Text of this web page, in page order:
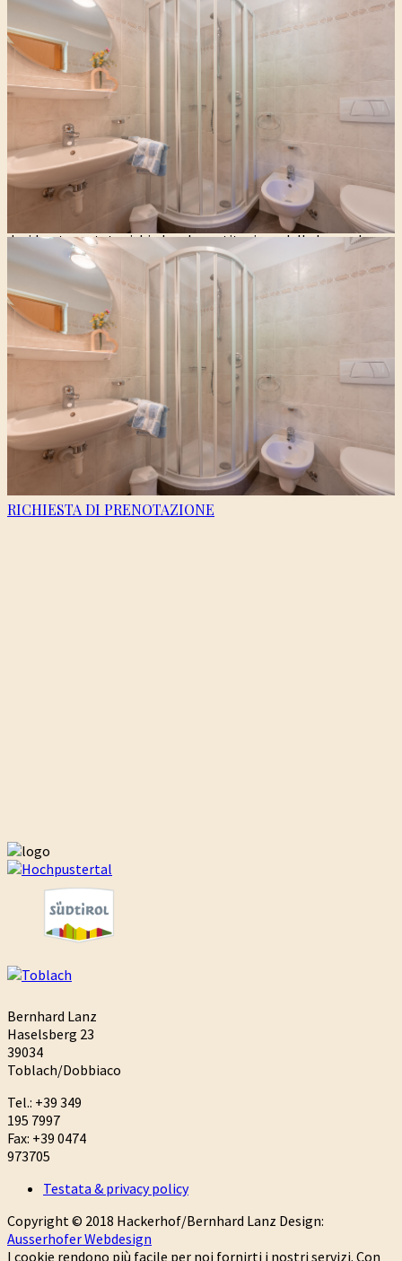
circa 31 m² si gode di una vista spettacolare sul vicino Monte
Elmo, una rinomata area sciistica in inverno e in estate il
punto di partenza del famoso Sentiero della Pace lungo il
crinale carnico.
L’appartamento si compone di una camera doppia separata,
un bagno e una cucina abitabile completamente attrezzata.
La dotazione comprende tutto il necessario per preparare
deliziosi pasti, come un mixer a immersione, un bollitore
elettrico, un tostapane e l’irrinunciabile macchina da caffè e
moka.
I letti sono già provvisti di cuscini, lenzuola e coperte. Se lo
desiderate, potete richiedere la sostituzione delle lenzuola
una volta a settimana. Sempre su richiesta è possibile anche
aggiungere un ulteriore letto.
La dotazione del bagno comprende un asciugacapelli e un
set di asciugamani, che possono essere sostituiti secondo
necessità. Offriamo inoltre la possibilità di lavare e asciugare
il vostro bucato presso la casa, in più sul balcone o
all’esterno dell’edificio trovate anche uno stendino.
Infine non possono mancare la connessione WiFi gratuita e
la TV satellitare con due allacciamenti, uno in cucina e uno in
camera da letto.
RICHIESTA DI PRENOTAZIONE
Bernhard Lanz
Haselsberg 23
39034
Toblach/Dobbiaco
Tel.: +39 349
195 7997
Fax: +39 0474
973705
Testata & privacy policy
Copyright © 2018 Hackerhof/Bernhard Lanz Design:
Ausserhofer Webdesign
I cookie rendono più facile per noi fornirti i nostri servizi. Con